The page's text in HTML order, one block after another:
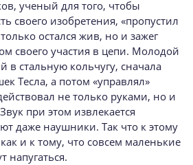
ученый для того, чтобы
своего изобретения, «пропустил
остался жив, но и зажег
своего участия в цепи. Молодой
в стальную кольчугу, сначала
Тесла, а потом «управлял»
не только руками, но и
при этом извлекается
даже наушники. Так что к этому
и к тому, что совсем маленькие
напугаться.